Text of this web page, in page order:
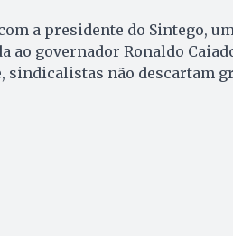
a presidente do Sintego,
ao governador Ronaldo
sindicalistas não descartam